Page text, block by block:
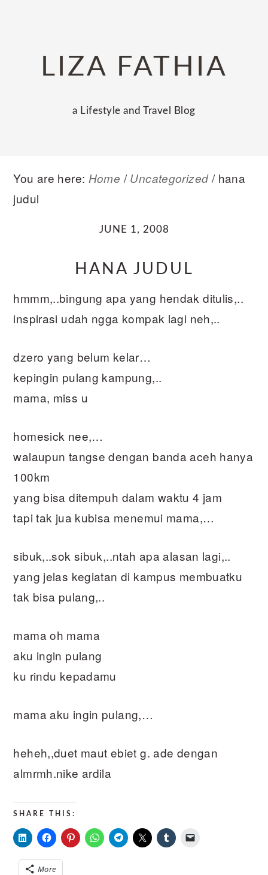
navigationLIZA FATHIA
a Lifestyle and Travel Blog
You are here: Home / Uncategorized /hana
judul
JUNE 1, 2008
HANA JUDUL
hmmm,..bingung apa yang hendak ditulis,..
inspirasi udah ngga kompak lagi neh,..
dzero yang belum kelar…
kepingin pulang kampung,..
mama, miss u
homesick nee,…
walaupun tangse dengan banda aceh hanya
100km
yang bisa ditempuh dalam waktu 4 jam
tapi tak jua kubisa menemui mama,…
sibuk,..sok sibuk,..ntah apa alasan lagi,..
yang jelas kegiatan di kampus membuatku
tak bisa pulang,..
mama oh mama
aku ingin pulang
ku rindu kepadamu
mama aku ingin pulang,…
heheh,,duet maut ebiet g. ade dengan
almrmh.nike ardila
SHARE THIS:
More